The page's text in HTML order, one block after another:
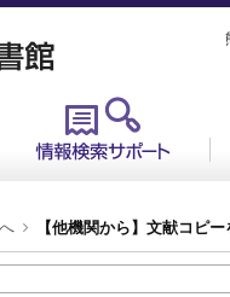
【他機関から】文献コピ